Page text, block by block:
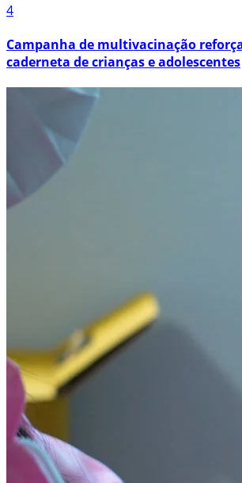
4
Campanha de multivacinação
caderneta de crianças e adolescentes